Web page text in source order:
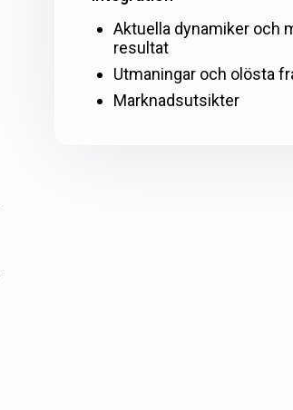
Aktuella dynamiker och
resultat
Utmaningar och olösta
Marknadsutsikter